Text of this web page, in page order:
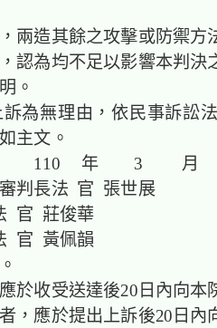
兩造其餘之攻擊或防禦方
認為均不足以影響本判決
。
為無理由，依民事訴訟
主文。
110 年 3 月
法 官 張世展
華
韻
於收受送達後20日內向本
，應於提出上訴後20日內